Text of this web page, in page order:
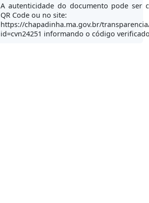
A autenticidade do documento pode ser
QR Code ou no site:
https://chapadinha.ma.gov.br/
id=cvn24251 informando o código